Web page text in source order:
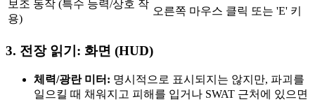
보조 동작 (특수 능력/상호 작
용)
오른쪽 마우스 클릭 또는 'E' 키
3. 전장 읽기: 화면 (HUD)
체력/광란 미터: 명시적으로 표시되지는 않지만, 파괴를
일으킬 때 채워지고 피해를 입거나 SWAT 근처에 있으면